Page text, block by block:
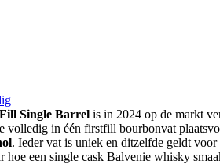
Single Barrel is in 2024 op de markt
volledig in één firstfill bourbonvat
. Ieder vat is uniek en ditzelfde geldt
hoe een single cask Balvenie whisky